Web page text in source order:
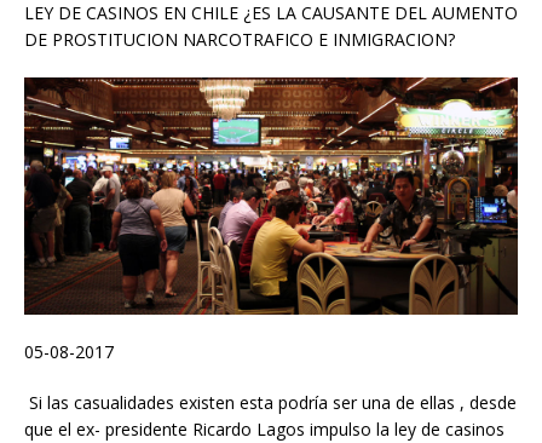
LEY DE CASINOS EN CHILE ¿ES LA CAUSANTE DEL AUMENTO
DE PROSTITUCION NARCOTRAFICO E INMIGRACION?
05-08-2017
Si las casualidades existen esta podría ser una de ellas , desde
que el ex- presidente Ricardo Lagos impulso la ley de casinos